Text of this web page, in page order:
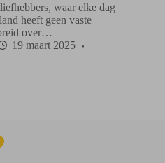
waar elke dag
heeft geen vaste
over…
19 maart 2025